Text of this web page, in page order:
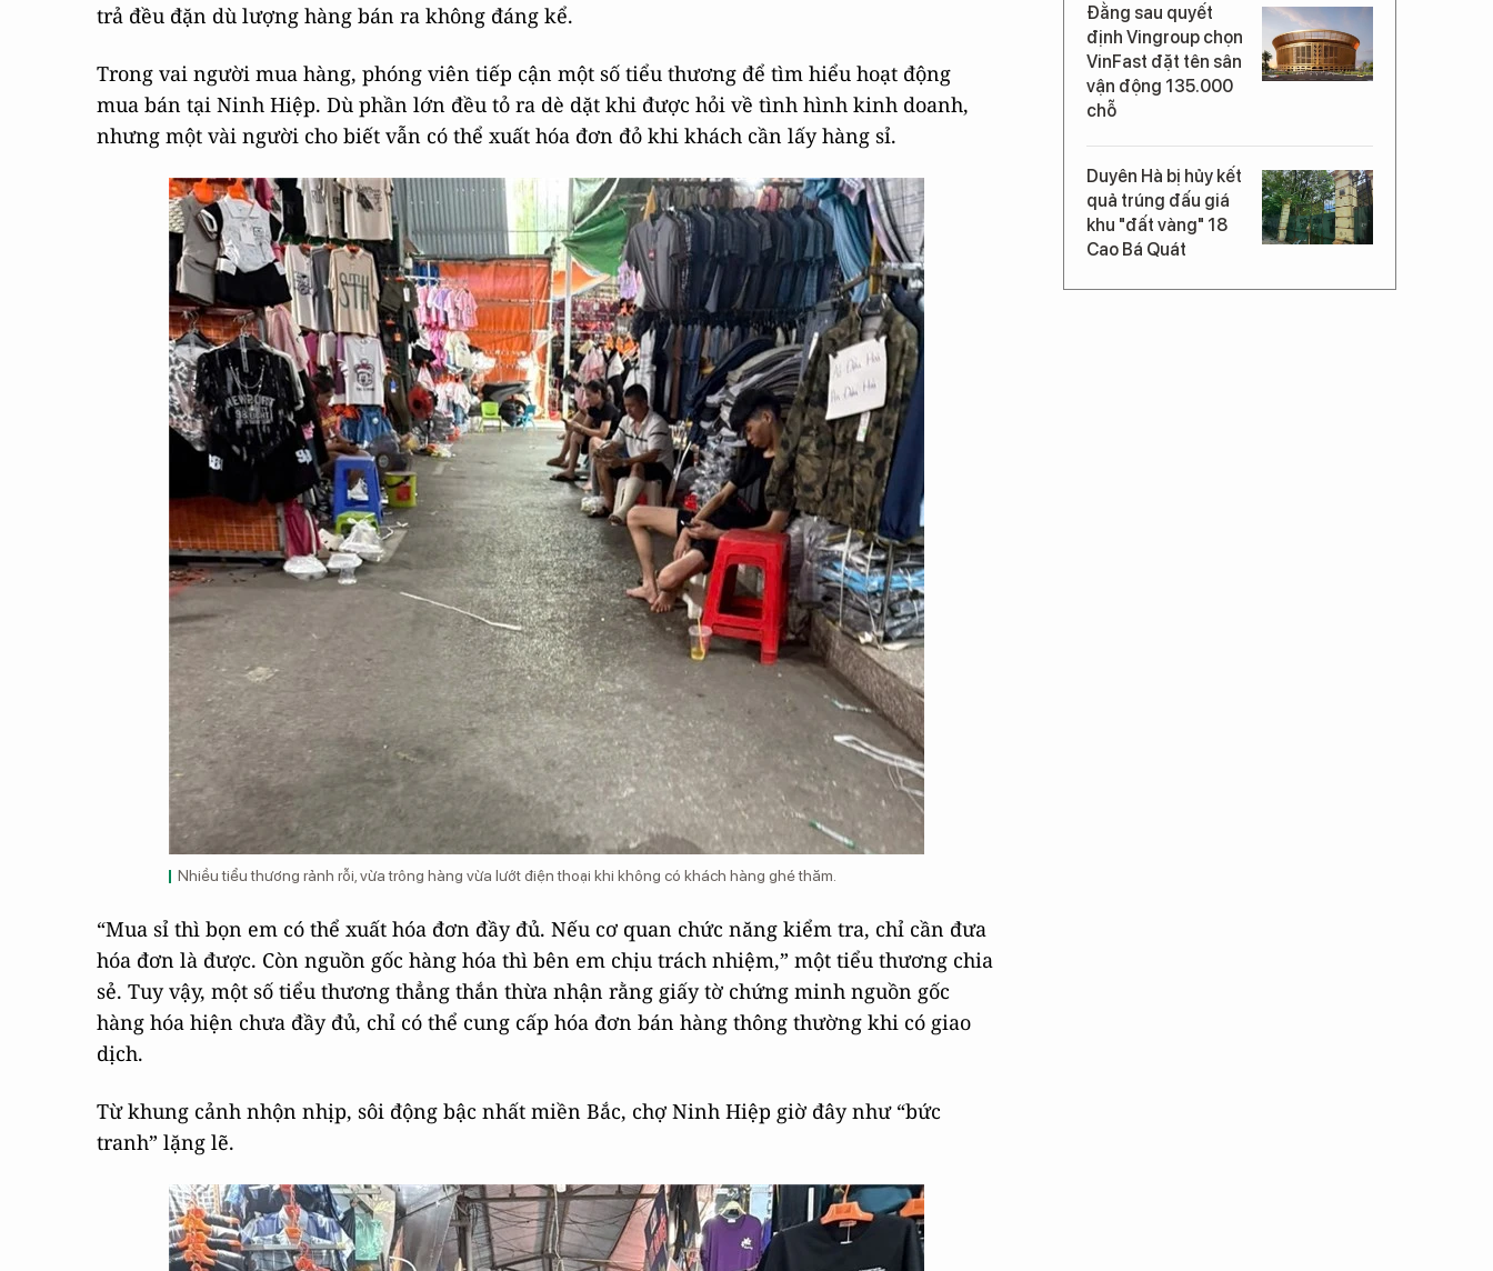
trả đều đặn dù lượng hàng bán ra không đáng kể.
Trong vai người mua hàng, phóng viên tiếp cận một số tiểu thương để tìm hiểu hoạt động
mua bán tại Ninh Hiệp. Dù phần lớn đều tỏ ra dè dặt khi được hỏi về tình hình kinh doanh,
nhưng một vài người cho biết vẫn có thể xuất hóa đơn đỏ khi khách cần lấy hàng sỉ.
Nhiều tiểu thương rảnh rỗi, vừa trông hàng vừa lướt điện thoại khi không có khách hàng ghé thăm.
“Mua sỉ thì bọn em có thể xuất hóa đơn đầy đủ. Nếu cơ quan chức năng kiểm tra, chỉ cần đưa
hóa đơn là được. Còn nguồn gốc hàng hóa thì bên em chịu trách nhiệm,” một tiểu thương chia
sẻ. Tuy vậy, một số tiểu thương thẳng thắn thừa nhận rằng giấy tờ chứng minh nguồn gốc
hàng hóa hiện chưa đầy đủ, chỉ có thể cung cấp hóa đơn bán hàng thông thường khi có giao
dịch.
Từ khung cảnh nhộn nhịp, sôi động bậc nhất miền Bắc, chợ Ninh Hiệp giờ đây như “bức
tranh” lặng lẽ.
Đằng sau quyết
định Vingroup chọn
VinFast đặt tên sân
vận động 135.000
chỗ
Duyên Hà bị hủy kết
quả trúng đấu giá
khu "đất vàng" 18
Cao Bá Quát